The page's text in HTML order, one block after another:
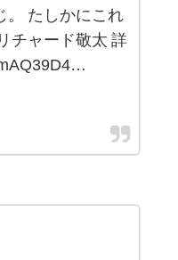
。 たしかにこれ
チャード敬太 詳